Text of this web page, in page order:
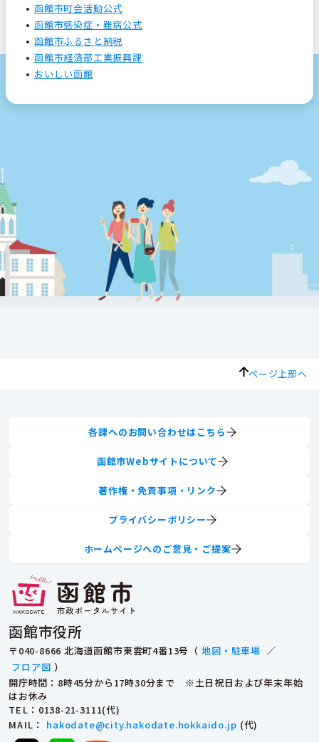
函館市町会活動公式
函館市感染症・難病公式
函館市ふるさと納税
函館市経済部工業振興課
おいしい函館
ページ上部へ
函館市役所
〒040-8666 北海道函館市東雲町4番13号（ 地図・駐車場 ／
フロア図 ）
開庁時間：8時45分から17時30分まで ※土日祝日および年末年始
はお休み
TEL ：0138-21-3111(代)
MAIL ： hakodate@city.hakodate.hokkaido.jp (代)
各課へのお問い合わせはこちら
函館市Webサイトについて
著作権・免責事項・リンク
プライバシーポリシー
ホームページへのご意見・ご提案